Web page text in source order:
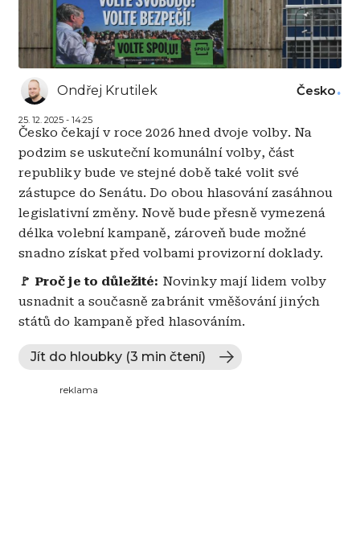
Ondřej Krutilek
25. 12. 2025 - 14:25
Česko
Česko čekají v roce 2026 hned dvoje volby. Na
podzim se uskuteční komunální volby, část
republiky bude ve stejné době také volit své
zástupce do Senátu. Do obou hlasování zasáhnou
legislativní změny. Nově bude přesně vymezená
délka volební kampaně, zároveň bude možné
snadno získat před volbami provizorní doklady.
🚩 Proč je to důležité: Novinky mají lidem volby
usnadnit a současně zabránit vměšování jiných
států do kampaně před hlasováním.
Jít do hloubky (3 min čtení)
reklama